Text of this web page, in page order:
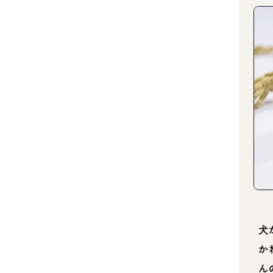
犬
か
ん